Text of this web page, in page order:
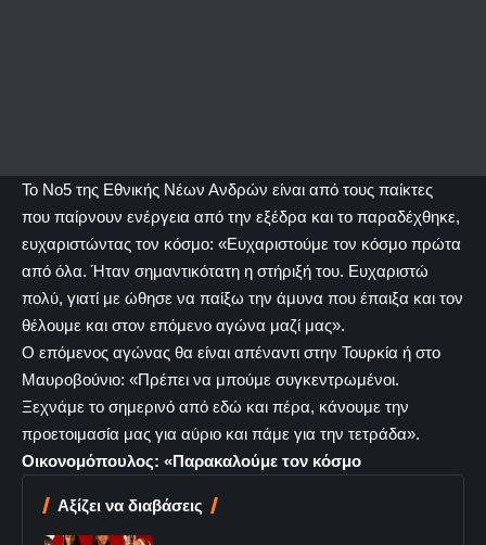
Το Νο5 της Εθνικής Νέων Ανδρών είναι από τους παίκτες
που παίρνουν ενέργεια από την εξέδρα και το παραδέχθηκε,
ευχαριστώντας τον κόσμο: «Ευχαριστούμε τον κόσμο πρώτα
από όλα. Ήταν σημαντικότατη η στήριξή του. Ευχαριστώ
πολύ, γιατί με ώθησε να παίξω την άμυνα που έπαιξα και τον
θέλουμε και στον επόμενο αγώνα μαζί μας».
Ο επόμενος αγώνας θα είναι απέναντι στην Τουρκία ή στο
Μαυροβούνιο: «Πρέπει να μπούμε συγκεντρωμένοι.
Ξεχνάμε το σημερινό από εδώ και πέρα, κάνουμε την
προετοιμασία μας για αύριο και πάμε για την τετράδα».
Οικονομόπουλος: «Παρακαλούμε τον κόσμο
Αξίζει να διαβάσεις